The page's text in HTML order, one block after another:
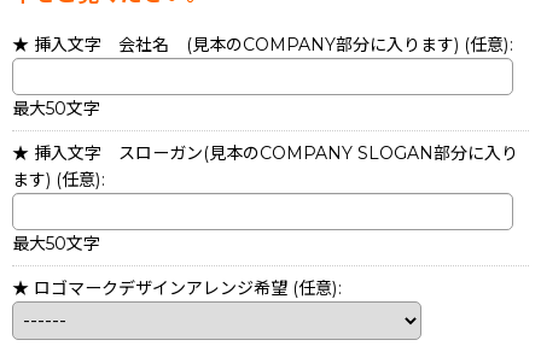
★ 挿入文字 会社名 (見本のCOMPANY部分に入ります) (任意):
最大50文字
★ 挿入文字 スローガン(見本のCOMPANY SLOGAN部分に入り
ます) (任意):
最大50文字
★ ロゴマークデザインアレンジ希望 (任意):